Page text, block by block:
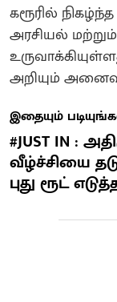
கரூரில்
அரசியல்
அறியும்
இதையும்
#JUST IN :
வீழ்ச்சியை
புது ரூட்